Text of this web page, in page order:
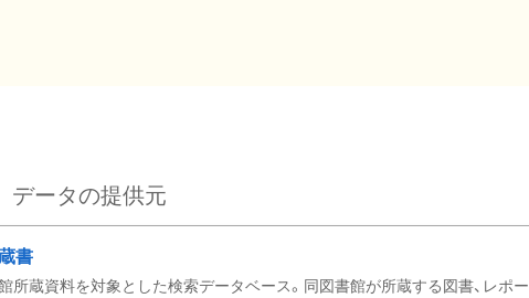
データの提供元
書
所蔵資料を対象とした検索データベース。同図書館が所蔵する図書、レポー